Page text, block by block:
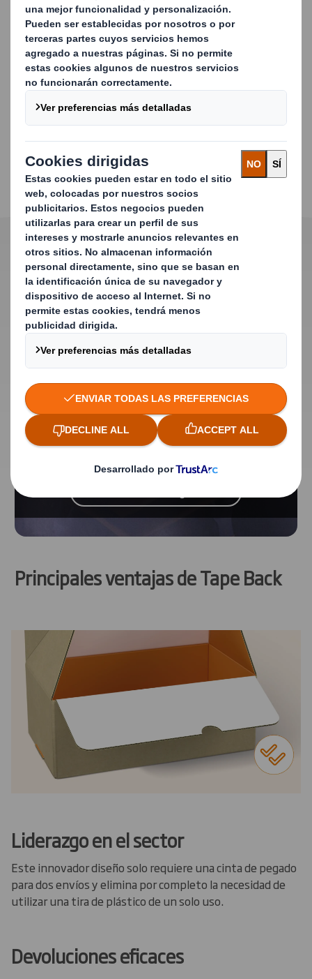
Tape Back
Packaging para e-Commerce
especialmente indicado para productos
de mediano y pequeño tamaño, así como
para envíos con diferentes productos.
Este embalaje está diseñado para el envío de
uno o varios productos, con el mismo o
diferente tamaño. Desde ropa y calzado, hasta
productos de higiene y cosmética, así como
piezas y productos electrónicos.
Contenido bloqueado
Para ver este vídeo, debes aceptar las cookies
Principales ventajas de Tape Back
Liderazgo en el sector
Este innovador diseño solo requiere una cinta de pegado
para dos envíos y elimina por completo la necesidad de
utilizar una tira de plástico de un solo uso.
Devoluciones eficaces